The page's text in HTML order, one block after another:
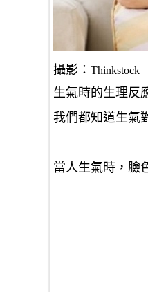
攝影： Thinkstock
生氣時的生理反
我們都知道生氣
當人生氣時，臉